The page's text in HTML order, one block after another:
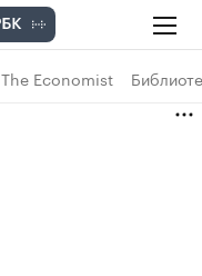
The Economist